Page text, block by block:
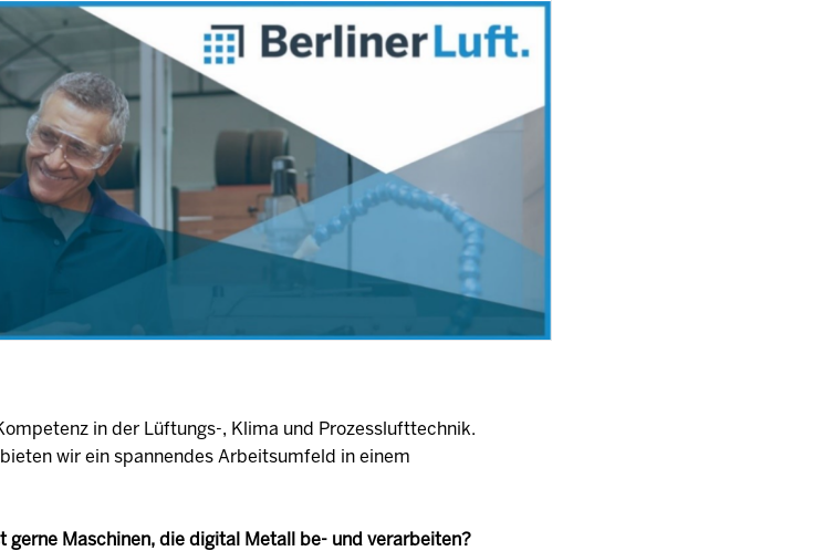
in der Lüftungs-, Klima und Prozesslufttechnik.
wir ein spannendes Arbeitsumfeld in einem
Maschinen, die digital Metall be- und verarbeiten?